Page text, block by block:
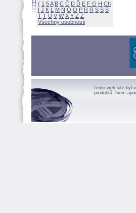
( 1 5A B C Č D Ď E F G H Ch
I J K L M N Ó O P R Ř S Ś
Ť T U V W X Y Z
Všechny osobnosti
Tento web site byl
produktů, firem